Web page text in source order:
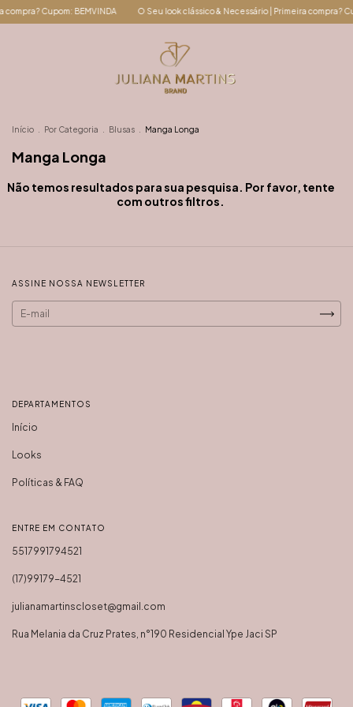
Cupom: BEMVINDA O Seu look clássico & Necessário | Primeira compra? Cupom:
Início Por Categoria Blusas Manga Longa
Manga Longa
Não temos resultados para sua pesquisa. Por favor, tente
com outros filtros.
ASSINE NOSSA NEWSLETTER
DEPARTAMENTOS
Início
Looks
Políticas & FAQ
ENTRE EM CONTATO
5517991794521
(17)99179-4521
julianamartinscloset@gmail.com
Rua Melania da Cruz Prates, n°190 Residencial Ype Jaci SP